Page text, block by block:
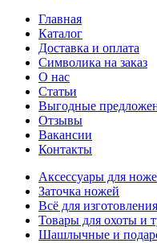
Главная
Каталог
Доставка и оплата
Символика на заказ
О нас
Статьи
Выгодные
Отзывы
Вакансии
Контакты
Аксессуары для
Заточка ножей
Всё для
Товары для охоты и
Шашлычные и